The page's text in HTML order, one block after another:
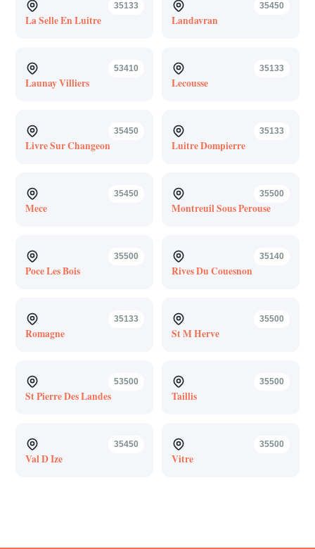
35133
La Selle En Luitre
35450
Landavran
53410
Launay Villiers
35133
Lecousse
35450
Livre Sur Changeon
35133
Luitre Dompierre
35450
Mece
35500
Montreuil Sous Perouse
35500
Poce Les Bois
35140
Rives Du Couesnon
35133
Romagne
35500
St M Herve
53500
St Pierre Des Landes
35500
Taillis
35450
Val D Ize
35500
Vitre